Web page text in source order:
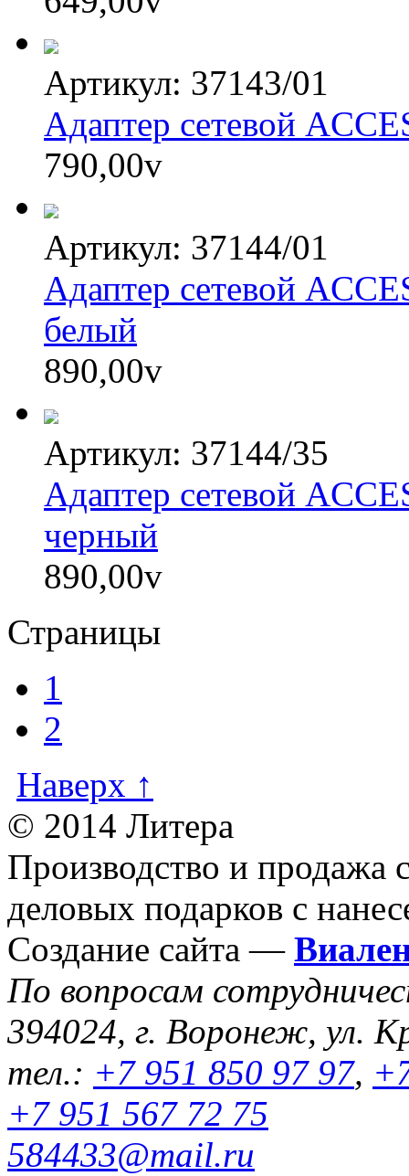
Артикул: 37143/01
Адаптер сетевой
790,00v
Артикул: 37144/01
Адаптер сетевой
белый
890,00v
Артикул: 37144/35
Адаптер сетевой
черный
890,00v
Страницы
1
2
Наверх ↑
© 2014 Литера
Производство и продажа
деловых подарков с
Создание сайта —
По вопросам
394024, г. Воронеж, ул.
тел.: +7 951 850 97 97,
+7 951 567 72 75
584433@mail.ru